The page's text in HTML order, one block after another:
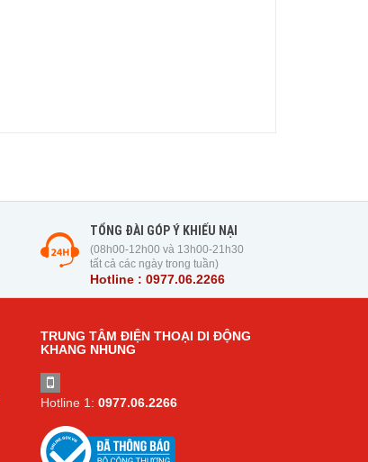
TỔNG ĐÀI GÓP Ý KHIẾU NẠI
(08h00-12h00 và 13h00-21h30
tất cả các ngày trong tuần)
Hotline : 0977.06.2266
TRUNG TÂM ĐIỆN THOẠI DI ĐỘNG
KHANG NHUNG
Hotline 1: 0977.06.2266